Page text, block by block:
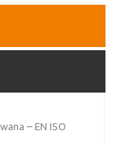
– EN ISO